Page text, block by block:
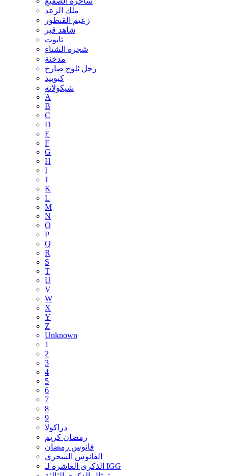
ملك الرعد
زعيم القنطور
شاهد قبر
تابوت
شجرة الشتاء
مدخنة
رجل ثلوج صارخ
كيوبيد
شيكولاته
A
B
C
D
E
F
G
H
I
J
K
L
M
N
O
P
Q
R
S
T
U
V
W
X
Y
Z
Unknown
1
2
3
4
5
6
7
8
9
دراكولا
رمضان كريم
فانوس رمضان
الفانوس السحري
الذكرى العاشرة لـ IGG